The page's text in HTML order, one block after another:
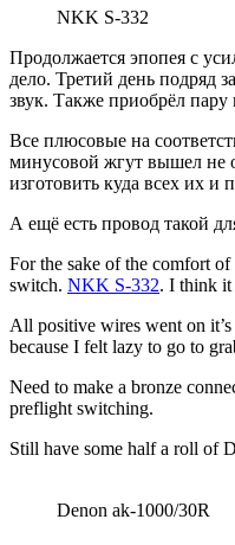
NKK S-332
Продолжается эпопея с
дело. Третий день подряд
звук. Также приобрёл
Все плюсовые на
минусовой жгут вышел не
изготовить куда всех их и
А ещё есть провод такой
For the sake of the comfort
switch. NKK S-332. I think it
All positive wires went on
because I felt lazy to go to
Need to make a bronze
preflight switching.
Still have some half a roll of
Denon ak-1000/30R